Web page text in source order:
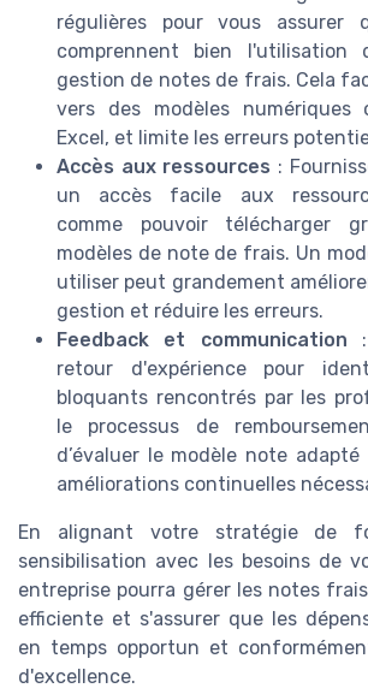
régulières pour vous assurer
comprennent bien l'utilisation
gestion de notes de frais. Cela
vers des modèles numériques
Excel, et limite les erreurs
Accès aux ressources :
un accès facile aux
comme pouvoir télécharger
modèles de note de frais. Un
utiliser peut grandement
gestion et réduire les erreurs.
Feedback et communication
retour d'expérience pour
bloquants rencontrés par les
le processus de
d’évaluer le modèle note
améliorations continuelles
En alignant votre stratégie de
sensibilisation avec les besoins de
entreprise pourra gérer les notes
efficiente et s'assurer que les
en temps opportun et
d'excellence.